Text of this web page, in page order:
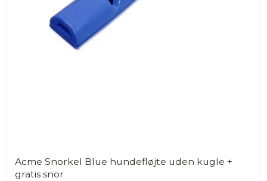
Acme Snorkel Blue hundefløjte uden kugle +
gratis snor